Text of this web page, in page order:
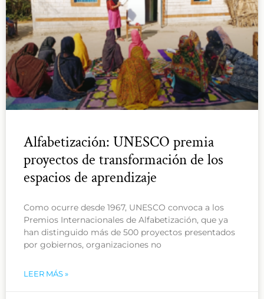
Alfabetización: UNESCO premia
proyectos de transformación de los
espacios de aprendizaje
Como ocurre desde 1967, UNESCO convoca a los
Premios Internacionales de Alfabetización, que ya
han distinguido más de 500 proyectos presentados
por gobiernos, organizaciones no
LEER MÁS »